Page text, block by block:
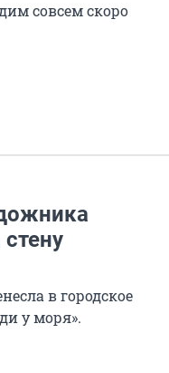
совсем скоро
в городское
у моря».